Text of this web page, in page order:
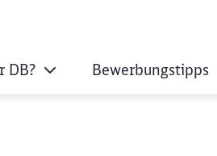
DB? Bewerbungstipps